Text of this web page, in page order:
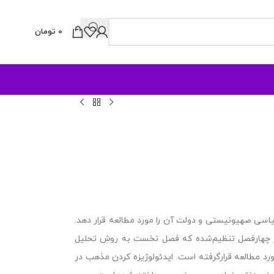
0 تومان
صهیونیستی و دولت آن را مورد مطالعه قرار دهد.
چهارفصل تنظیم‌شده که فصل نخست به روش تحلیل
مطالعه قرارگرفته است. ایدئولوژیزه کردن مذهب در